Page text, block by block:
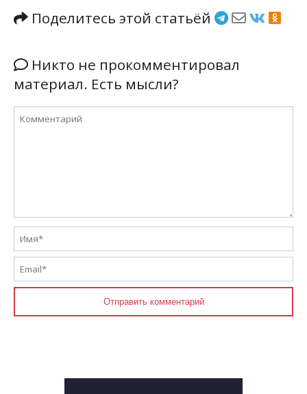
Поделитесь этой статьёй
Никто не прокомментировал
материал. Есть мысли?